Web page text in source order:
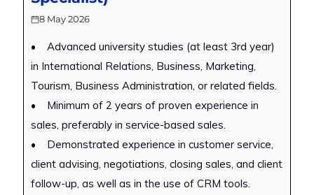
8 May 2026
• Advanced university studies (at least 3rd year)
in International Relations, Business, Marketing,
Tourism, Business Administration, or related fields.
• Minimum of 2 years of proven experience in
sales, preferably in service-based sales.
• Demonstrated experience in customer service,
client advising, negotiations, closing sales, and client
follow-up, as well as in the use of CRM tools.